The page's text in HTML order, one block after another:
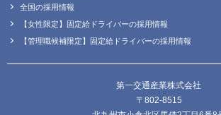
全国の採用情報
【女性限定】固定給ドライバーの採用情報
【管理職候補限定】固定給ドライバーの採用情報
第一交通産業株式会社
〒802-8515